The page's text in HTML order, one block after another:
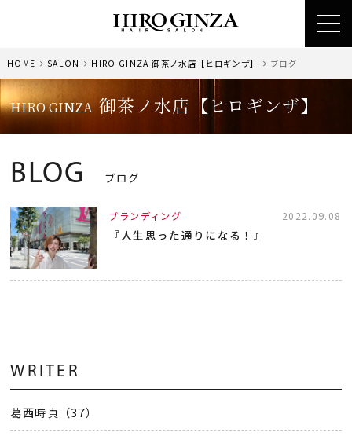
HOME SALON HIRO GINZA 御茶ノ水店【ヒロギンザ】 ブログ
HIRO GINZA御茶ノ水店【ヒロギンザ】
BLOG ブログ
ブランディング 2022.09.08
『人生思った通りになる！』
WRITER
葛西時貞（37）